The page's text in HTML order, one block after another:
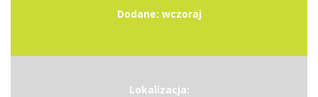
Dodane: wczoraj
Lokalizacja: